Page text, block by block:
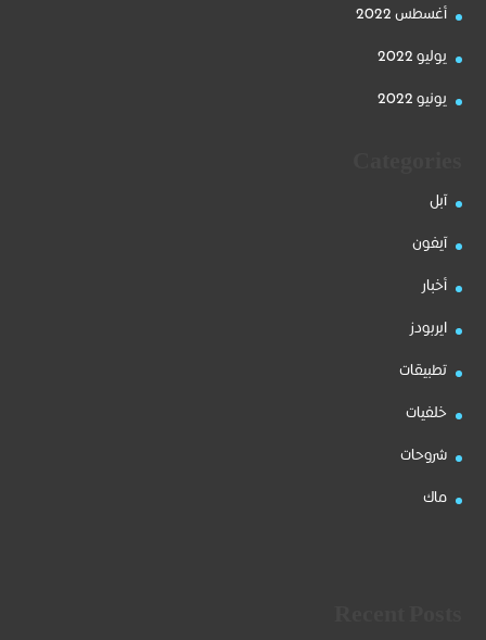
أغسطس 2022
يوليو 2022
يونيو 2022
آبل
آيفون
أخبار
ايربودز
تطبيقات
خلفيات
شروحات
ماك